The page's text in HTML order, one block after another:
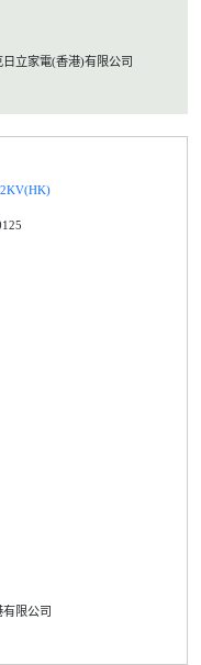
日立家電(香港)有限公司
限公司